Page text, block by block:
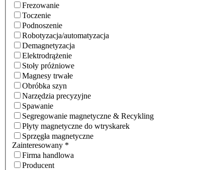
Frezowanie
Toczenie
Podnoszenie
Robotyzacja/automatyzacja
Demagnetyzacja
Elektrodrążenie
Stoły próżniowe
Magnesy trwałe
Obróbka szyn
Narzędzia precyzyjne
Spawanie
Segregowanie magnetyczne & Recykling
Płyty magnetyczne do wtryskarek
Sprzęgła magnetyczne
Zainteresowany *
Firma handlowa
Producent